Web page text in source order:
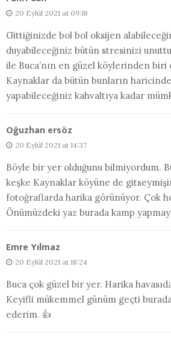
20 Eylül 2021 at 09:18
Gittiğinizde bol bol oksijen
duyabileceğiniz bütün stresinizi
ile Buca’nın en güzel köylerinden biri
Kaynaklar da bütün bunların
yapabileceğiniz kahvaltıya kadar
Oğuzhan ersöz
20 Eylül 2021 at 14:37
Böyle bir yer olduğunu bilmiyordum.
keşke Kaynaklar köyüne de
fotoğraflarda harika görünüyor. Çok
Önümüzdeki yaz burada kamp
Emre Yılmaz
20 Eylül 2021 at 18:24
Buca çok güzel bir yer. Harika
Keyifli mükemmel günüm geçti
ederim. 👍